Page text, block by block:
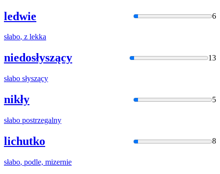
ledwie 6
słabo, z lekka
niedosłyszący 13
słabo słyszący
nikły 5
słabo postrzegalny
lichutko 8
słabo, podle, mizernie